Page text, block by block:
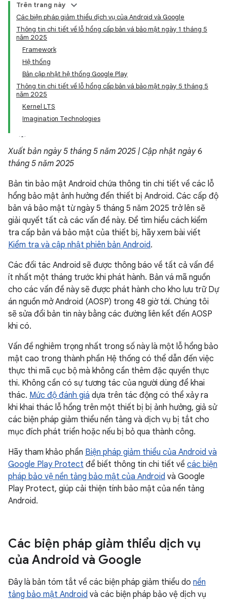
Trên trang này
Các biện pháp giảm thiểu dịch vụ của Android và Google
Thông tin chi tiết về lỗ hổng cấp bản vá bảo mật ngày 1 tháng 5
năm 2025
Framework
Hệ thống
Bản cập nhật hệ thống Google Play
Thông tin chi tiết về lỗ hổng cấp bản vá bảo mật ngày 5 tháng 5
năm 2025
Kernel LTS
Imagination Technologies
Xuất bản ngày 5 tháng 5 năm 2025 | Cập nhật ngày 6
tháng 5 năm 2025
Bản tin bảo mật Android chứa thông tin chi tiết về các lỗ
hổng bảo mật ảnh hưởng đến thiết bị Android. Các cấp độ
bản vá bảo mật từ ngày 5 tháng 5 năm 2025 trở lên sẽ
giải quyết tất cả các vấn đề này. Để tìm hiểu cách kiểm
tra cấp bản vá bảo mật của thiết bị, hãy xem bài viết
Kiểm tra và cập nhật phiên bản Android.
Các đối tác Android sẽ được thông báo về tất cả vấn đề
ít nhất một tháng trước khi phát hành. Bản vá mã nguồn
cho các vấn đề này sẽ được phát hành cho kho lưu trữ Dự
án nguồn mở Android (AOSP) trong 48 giờ tới. Chúng tôi
sẽ sửa đổi bản tin này bằng các đường liên kết đến AOSP
khi có.
Vấn đề nghiêm trọng nhất trong số này là một lỗ hổng bảo
mật cao trong thành phần Hệ thống có thể dẫn đến việc
thực thi mã cục bộ mà không cần thêm đặc quyền thực
thi. Không cần có sự tương tác của người dùng để khai
thác. Mức độ đánh giá dựa trên tác động có thể xảy ra
khi khai thác lỗ hổng trên một thiết bị bị ảnh hưởng, giả sử
các biện pháp giảm thiểu nền tảng và dịch vụ bị tắt cho
mục đích phát triển hoặc nếu bị bỏ qua thành công.
Hãy tham khảo phần Biện pháp giảm thiểu của Android và
Google Play Protect để biết thông tin chi tiết về các biện
pháp bảo vệ nền tảng bảo mật của Android và Google
Play Protect, giúp cải thiện tính bảo mật của nền tảng
Android.
Các biện pháp giảm thiểu dịch vụ
của Android và Google
Đây là bản tóm tắt về các biện pháp giảm thiểu do nền
tảng bảo mật Android và các biện pháp bảo vệ dịch vụ